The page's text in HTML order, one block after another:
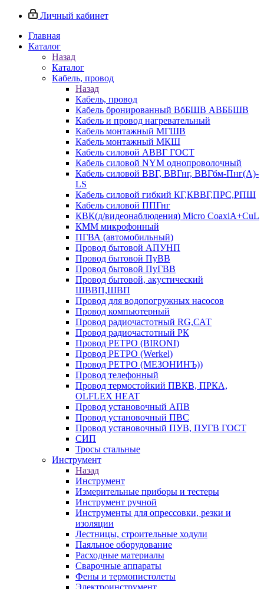
Личный кабинет
Главная
Каталог
Назад
Каталог
Кабель, провод
Назад
Кабель, провод
Кабель бронированный ВбБШВ АВББШВ
Кабель и провод нагревательный
Кабель монтажный МГШВ
Кабель монтажный МКШ
Кабель силовой АВВГ ГОСТ
Кабель силовой NYM однопроволочный
Кабель силовой ВВГ, ВВГнг, ВВГбм-Пнг(А)-
LS
Кабель силовой гибкий КГ,КВВГ,ПРС,РПШ
Кабель силовой ППГнг
КВК(д/видеонаблюдения) Micro CoaxiA+CuL
КММ микрофонный
ПГВА (автомобильный)
Провод бытовой АПУНП
Провод бытовой ПуВВ
Провод бытовой ПуГВВ
Провод бытовой, акустический
ШВВП,ШВП
Провод для водопогружных насосов
Провод компьютерный
Провод радиочастотный RG,САТ
Провод радиочастотный РК
Провод РЕТРО (BIRONI)
Провод РЕТРО (Werkel)
Провод РЕТРО (МЕЗОНИНЪ))
Провод телефонный
Провод термостойкий ПВКВ, ПРКА,
OLFLEX HEAT
Провод установочный АПВ
Провод установочный ПВС
Провод установочный ПУВ, ПУГВ ГОСТ
СИП
Тросы стальные
Инструмент
Назад
Инструмент
Измерительные приборы и тестеры
Инструмент ручной
Инструменты для опрессовки, резки и
изоляции
Лестницы, строительные ходули
Паяльное оборудование
Расходные материалы
Сварочные аппараты
Фены и термопистолеты